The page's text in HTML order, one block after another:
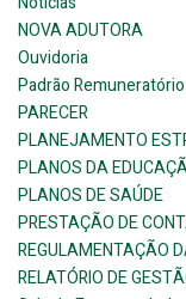
NOVA ADUTORA
Ouvidoria
Padrão Remuneratório
PARECER
PLANEJAMENTO
PLANOS DA
PLANOS DE SAÚDE
PRESTAÇÃO DE
REGULAMENTAÇÃO
RELATÓRIO DE